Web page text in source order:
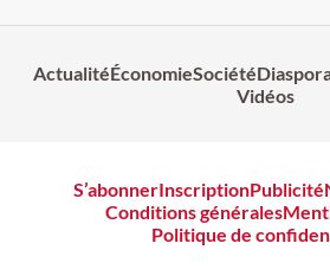
ActualitéÉconomieSociété
Vidéos
S’abonnerInscriptionPublicité
Conditions générales
Politique de